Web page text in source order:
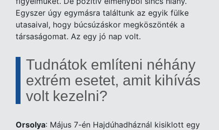
Egyszer úgy egymásra találtunk az egyik fülke
utasaival, hogy búcsúzáskor megköszönték a
társaságomat. Az egy jó nap volt.
Tudnátok említeni néhány
extrém esetet, amit kihívás
volt kezelni?
Orsolya: Május 7-én Hajdúhadháznál kisiklott egy